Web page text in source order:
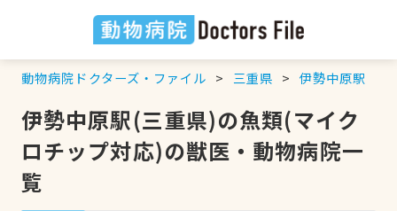
動物病院ドクターズ・ファイル 三重県 伊勢中原駅
伊勢中原駅(三重県)の魚類(マイク
ロチップ対応)の獣医・動物病院一
覧